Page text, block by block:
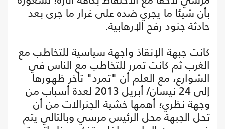
بأن شيئا ما يجري ضده على غرار ما جرى بعد
حادثة جنود رفح الإرهابية.
كانت جبهة الإنقاذ واجهة سياسية للتخاطب مع
الغرب ثم كانت تمرر للتخاطب مع الناس في
الشوارع، مع العلم أن "تمرد" تأخر ظهورها
إلى 24 نيسان/ أبريل 2013 لعدة أسباب من
وجهة نظري؛ أهمها خشية الجنرالات من أن
تحل الجبهة محل الرئيس مرسي وبالتالي يتم